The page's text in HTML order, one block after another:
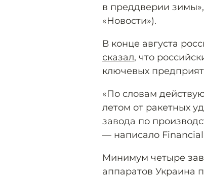
в преддверии
«Новости»).
В конце августа
сказал, что
ключевых
«По словам
летом от ракетных
завода по
— написало Financial
Минимум четыре
аппаратов Украина